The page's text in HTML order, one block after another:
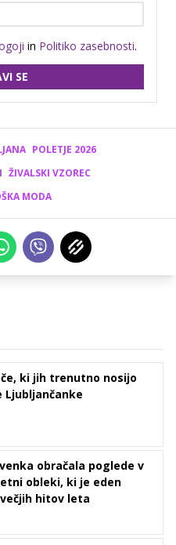
in Politiko zasebnosti.
SE
POLETJE 2026
ŽIVALSKI VZOREC
MODA
ki jih trenutno nosijo
Ljubljančanke
obračala poglede v
obleki, ki je eden
hitov leta